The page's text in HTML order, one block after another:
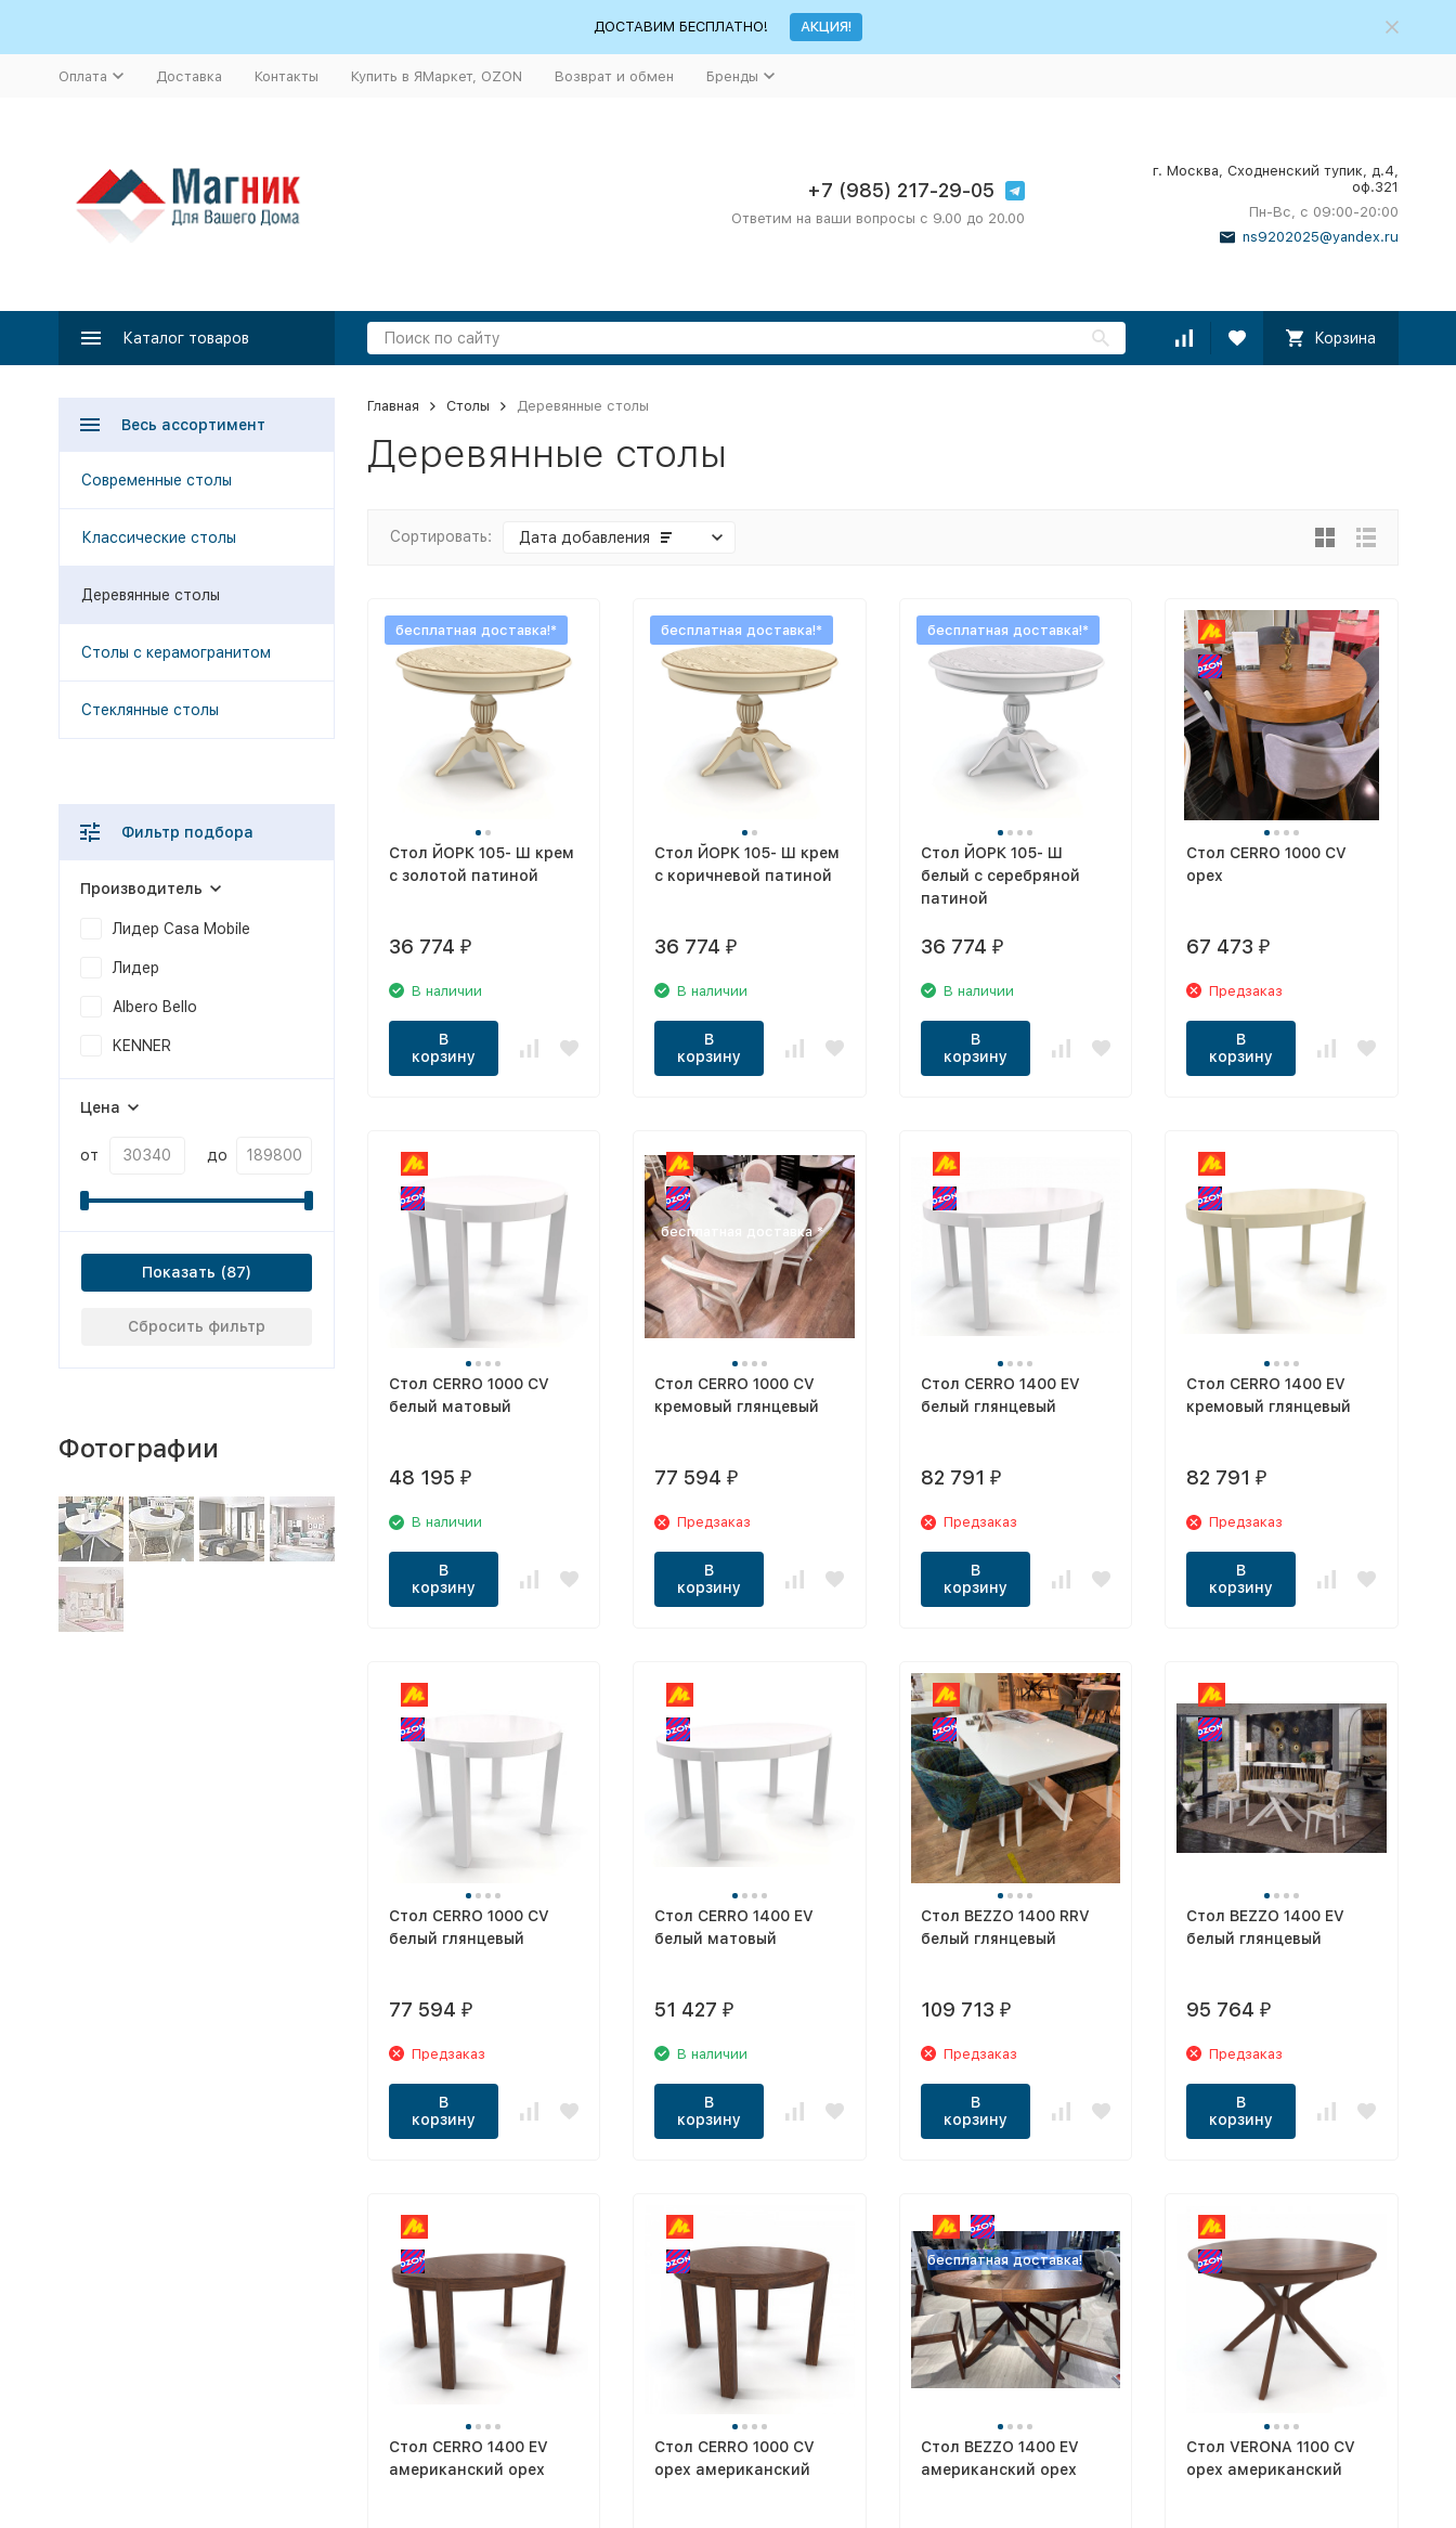
ДОСТАВИМ БЕСПЛАТНО! АКЦИЯ!
Оплата Доставка Контакты Купить в ЯМаркет, OZON Возврат и обмен Бренды
+7 (985) 217-29-05
Ответим на ваши вопросы с 9.00 до 20.00
г. Москва, Сходненский тупик, д.4,
оф.321
Пн-Вс, с 09:00-20:00
ns9202025@yandex.ru
Каталог товаров Корзина
Главная Столы Деревянные столы
Деревянные столы
Сортировать: Дата добавления
бесплатная доставка!*
Стол ЙОРК 105- Ш крем
с золотой патиной
36 774 ₽
В наличии
В
корзину
бесплатная доставка!*
Стол ЙОРК 105- Ш крем
с коричневой патиной
36 774 ₽
В наличии
В
корзину
бесплатная доставка!*
Стол ЙОРК 105- Ш
белый с серебряной
патиной
36 774 ₽
В наличии
В
корзину
Стол CERRO 1000 CV
орех
67 473 ₽
Предзаказ
В
корзину
Стол CERRO 1000 CV
белый матовый
48 195 ₽
В наличии
В
корзину
бесплатная доставка *
Стол CERRO 1000 CV
кремовый глянцевый
77 594 ₽
Предзаказ
В
корзину
Стол CERRO 1400 EV
белый глянцевый
82 791 ₽
Предзаказ
В
корзину
Стол CERRO 1400 EV
кремовый глянцевый
82 791 ₽
Предзаказ
В
корзину
Стол CERRO 1000 CV
белый глянцевый
77 594 ₽
Предзаказ
В
корзину
Стол CERRO 1400 EV
белый матовый
51 427 ₽
В наличии
В
корзину
Стол BEZZO 1400 RRV
белый глянцевый
109 713 ₽
Предзаказ
В
корзину
Стол BEZZO 1400 EV
белый глянцевый
95 764 ₽
Предзаказ
В
корзину
Стол CERRO 1400 EV
американский орех
Стол CERRO 1000 CV
орех американский
бесплатная доставка!
Стол BEZZO 1400 EV
американский орех
Стол VERONA 1100 CV
орех американский
Весь ассортимент
Современные столы
Классические столы
Деревянные столы
Столы с керамогранитом
Стеклянные столы
Фильтр подбора
Производитель
Лидер Casa Mobile
Лидер
Albero Bello
KENNER
Цена
от до
Показать
Сбросить фильтр
Фотографии